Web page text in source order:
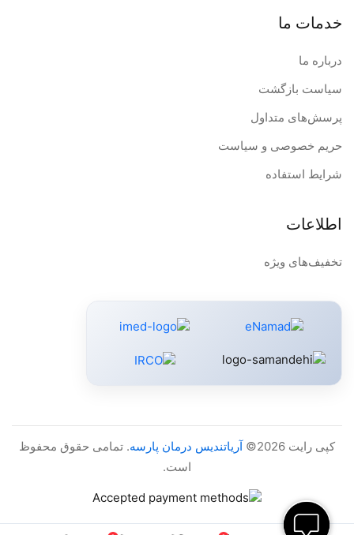
خدمات ما
درباره ما
سیاست بازگشت
پرسش‌های متداول
حریم خصوصی و سیاست
شرایط استفاده
اطلاعات
تخفیف‌های ویژه
کپی رایت 2026© آریاتندیس درمان پارسه. تمامی حقوق محفوظ
است.